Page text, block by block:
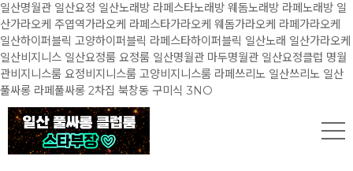
일산명월관 일산요정 일산노래방 라페스타노래방 웨돔노래방 라페노래방 일
산가라오케 주엽역가라오케 라페스타가라오케 웨돔가라오케 라페가라오케
일산하이퍼블릭 고양하이퍼블릭 라페스타하이퍼블릭 일산노래 일산가라오케
일산비지니스 일산요정룸 요정룸 일산명월관 마두명월관 일산요정클럽 명월
관비지니스룸 요정비지니스룸 고양비지니스룸 라페쓰리노 일산쓰리노 일산
풀싸롱 라페풀싸롱 2차집 북창동 구미식 3NO